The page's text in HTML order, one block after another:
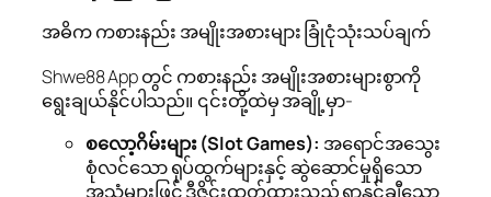
အဓိက ကစားနည်း အမျိုးအစားများ ခြုံငုံသုံးသပ်ချက်
Shwe88 App တွင် ကစားနည်း အမျိုးအစားများစွာကို
ရွေးချယ်နိုင်ပါသည်။ ၎င်းတို့ထဲမှ အချို့မှာ-
စလော့ဂိမ်းများ (Slot Games): အရောင်အသွေး
စုံလင်သော ရုပ်ထွက်များနှင့် ဆွဲဆောင်မှုရှိသော
အသံများဖြင့် ဒီဇိုင်းထုတ်ထားသည့် ရာနှင့်ချီသော